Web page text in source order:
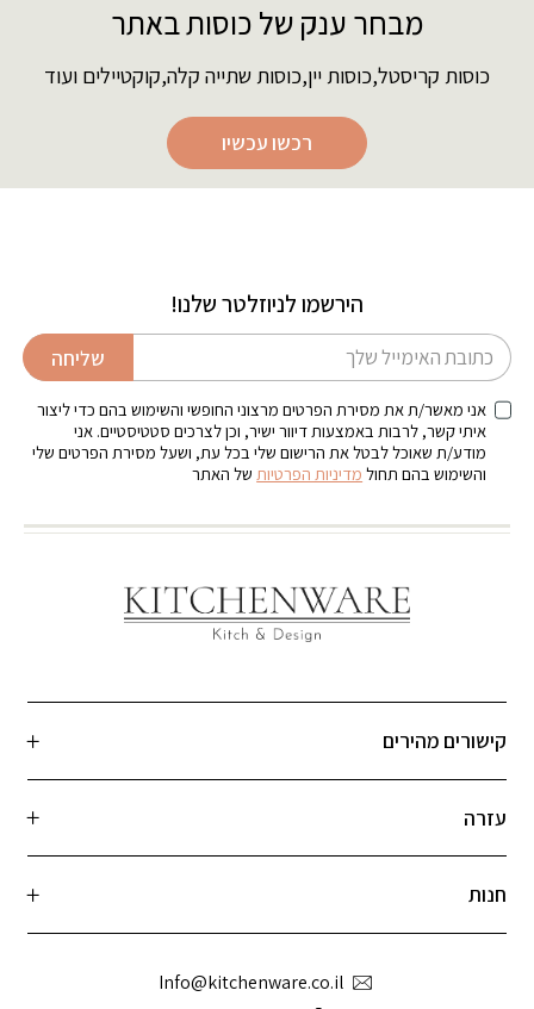
מבחר ענק של כוסות באתר
כוסות קריסטל,כוסות יין,כוסות שתייה קלה,קוקטיילים ועוד
רכשו עכשיו
הירשמו לניוזלטר שלנו!
דוא׳׳ל שליחה
אני מאשר/ת את מסירת הפרטים מרצוני החופשי והשימוש בהם כדי ליצור
איתי קשר, לרבות באמצעות דיוור ישיר, וכן לצרכים סטטיסטיים. אני
מודע/ת שאוכל לבטל את הרישום שלי בכל עת, ושעל מסירת הפרטים שלי
והשימוש בהם תחול מדיניות הפרטיות של האתר
קישורים מהירים
עזרה
חנות
Info@kitchenware.co.il